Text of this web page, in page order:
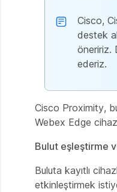
Cisco,
destek
öneririz.
ederiz.
Cisco Proximity,
Webex Edge
Bulut eşleştirme
Buluta kayıtlı
etkinleştirmek